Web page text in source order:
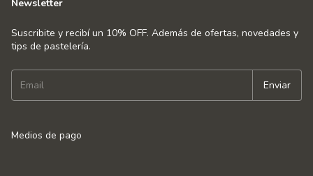
Newsletter
Suscribite y recibí un 10% OFF. Además de ofertas, novedades y
tips de pastelería.
Medios de pago